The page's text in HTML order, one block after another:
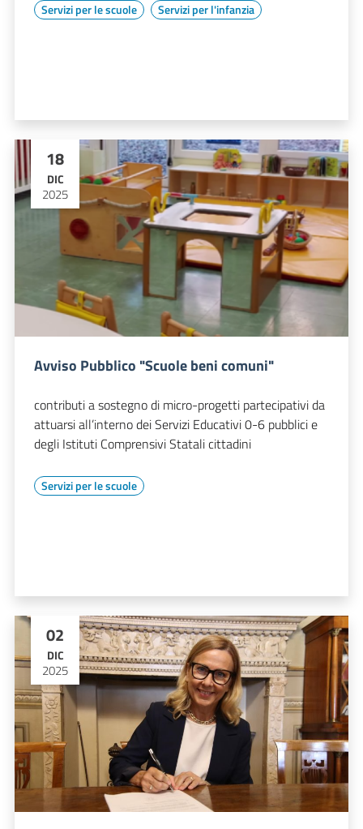
Servizi per le scuole Servizi per l'infanzia
18
DIC
2025
Avviso Pubblico "Scuole beni comuni"
contributi a sostegno di micro-progetti partecipativi da
attuarsi all’interno dei Servizi Educativi 0-6 pubblici e
degli Istituti Comprensivi Statali cittadini
Servizi per le scuole
02
DIC
2025